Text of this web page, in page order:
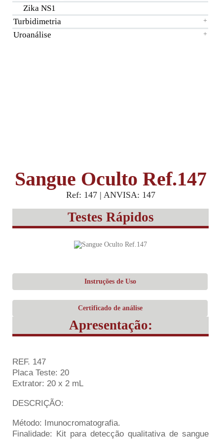
Zika NS1
Turbidimetria
+
Uroanálise +
Sangue Oculto Ref.147
Ref: 147 | ANVISA: 147
Testes Rápidos
Instruções de Uso
Certificado de análise
Apresentação:
REF. 147
Placa Teste: 20
Extrator: 20 x 2 mL
DESCRIÇÃO:
Método: Imunocromatografia.
Finalidade: Kit para detecção qualitativa de sangue